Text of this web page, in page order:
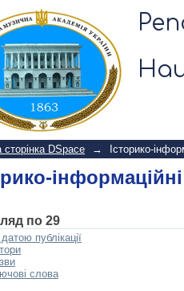
сторінка DSpace → Історико-
по 29
публікації
слова